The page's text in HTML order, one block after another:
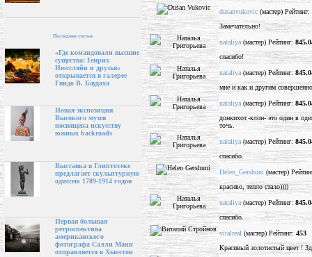
Последние статьи
«Где командовали высшие
существа: Генрих
Нюссляйн и друзья»
открывается в галерее
Гвидо В. Баудаха
Новая экспозиция
Высокого музея
посвящена искусству
южных backroads
Выставка в Глиптотеке
предлагает скульптурную
одиссею 1789-1914 годов
Первая большая
ретроспектива
американского
фотографа Салли Манн
отправляется в Хьюстон
dusanvukovic (мастер) Рейтинг:
Замечательно!
nataliya (мастер) Рейтинг:
спасибо!
nataliya (мастер) Рейтинг:
мне и как и другим
nataliya (мастер) Рейтинг:
донкихот.-клон- это один в
точь.
nataliya (мастер) Рейтинг:
спасибо.
Helen_Gershuni (мастер)
красиво, тепло стало))))
nataliya (мастер) Рейтинг:
спасибо.
vitalreal (мастер) Рейтинг: 453
Красивый золотистый цвет !